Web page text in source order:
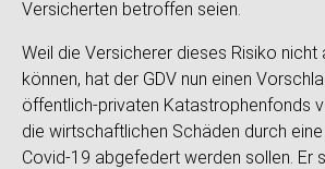
Versicherten betroffen seien.
Weil die Versicherer dieses Risiko nicht
können, hat der GDV nun einen
öffentlich-privaten Katastrophenfonds
die wirtschaftlichen Schäden durch
Covid-19 abgefedert werden sollen. Er